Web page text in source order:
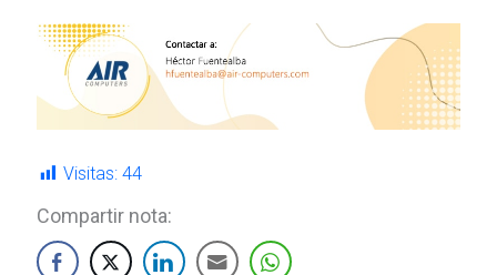
Visitas: 44
Compartir nota: